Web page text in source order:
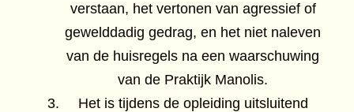
verstaan, het vertonen van agressief of
gewelddadig gedrag, en het niet naleven
van de huisregels na een waarschuwing
van de Praktijk Manolis.
Het is tijdens de opleiding uitsluitend